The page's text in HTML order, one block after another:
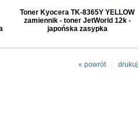
Toner Kyocera TK-8365Y YELLOW
zamiennik - toner JetWorld 12k -
japońska zasypka
drukuj
« powrót